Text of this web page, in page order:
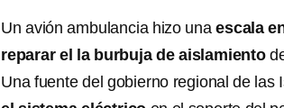
Un avión ambulancia hizo unaescala
reparar el la burbuja de aislamiento
Una fuente del gobierno regional de las